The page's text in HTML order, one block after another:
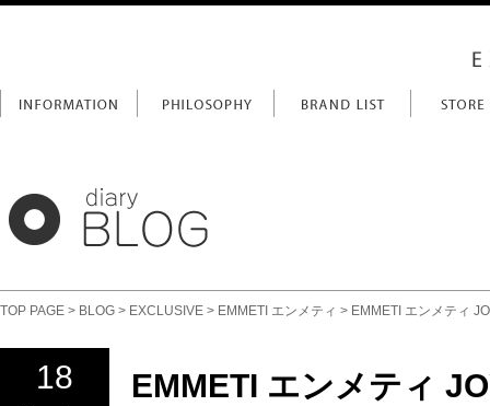
TOP PAGE > BLOG > EXCLUSIVE > EMMETI エンメティ > EMMETI エンメティ
18 EMMETI エンメティ